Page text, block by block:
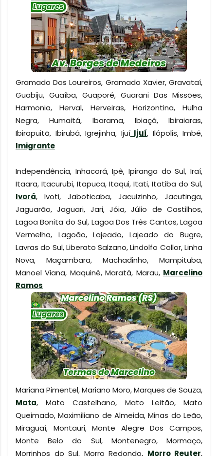
Gramado Dos Loureiros, Gramado Xavier, Gravataí,
Guabiju, Guaíba, Guaporé, Guarani Das Missões,
Harmonia, Herval, Herveiras, Horizontina, Hulha
Negra, Humaitá, Ibarama, Ibiaçá, Ibiraiaras,
Ibirapuitã, Ibirubá, Igrejinha, IjuíIjuí, Ilópolis, Imbé,
Imigrante
Independência, Inhacorá, Ipê, Ipiranga do Sul, Iraí,
Itaara, Itacurubi, Itapuca, Itaqui, Itati, Itatiba do Sul,
Ivorá, Ivoti, Jaboticaba, Jacuizinho, Jacutinga,
Jaguarão, Jaguari, Jari, Jóia, Júlio de Castilhos,
Lagoa Bonita do Sul, Lagoa Dos Três Cantos, Lagoa
Vermelha, Lagoão, Lajeado, Lajeado do Bugre,
Lavras do Sul, Liberato Salzano, Lindolfo Collor, Linha
Nova, Maçambara, Machadinho, Mampituba,
Manoel Viana, Maquiné, Maratá, Marau, Marcelino
Ramos
Mariana Pimentel, Mariano Moro, Marques de Souza,
Mata, Mato Castelhano, Mato Leitão, Mato
Queimado, Maximiliano de Almeida, Minas do Leão,
Miraguaí, Montauri, Monte Alegre Dos Campos,
Monte Belo do Sul, Montenegro, Mormaço,
Morrinhos do Sul, Morro Redondo, Morro Reuter,